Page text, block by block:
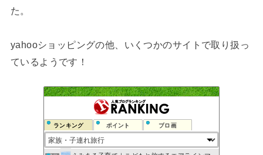
た。
yahooショッピングの他、いくつかのサイトで取り扱っ
ているようです！
ランキング ポイント ブロ画
おでかけインフォ〜家族と楽しむ外遊び
マダムの貧乏豪遊旅行と日々のつぶやき
67位 ちゃばことダムたびのプチブログ
68位 こつぶの子連れでお出かけ日記